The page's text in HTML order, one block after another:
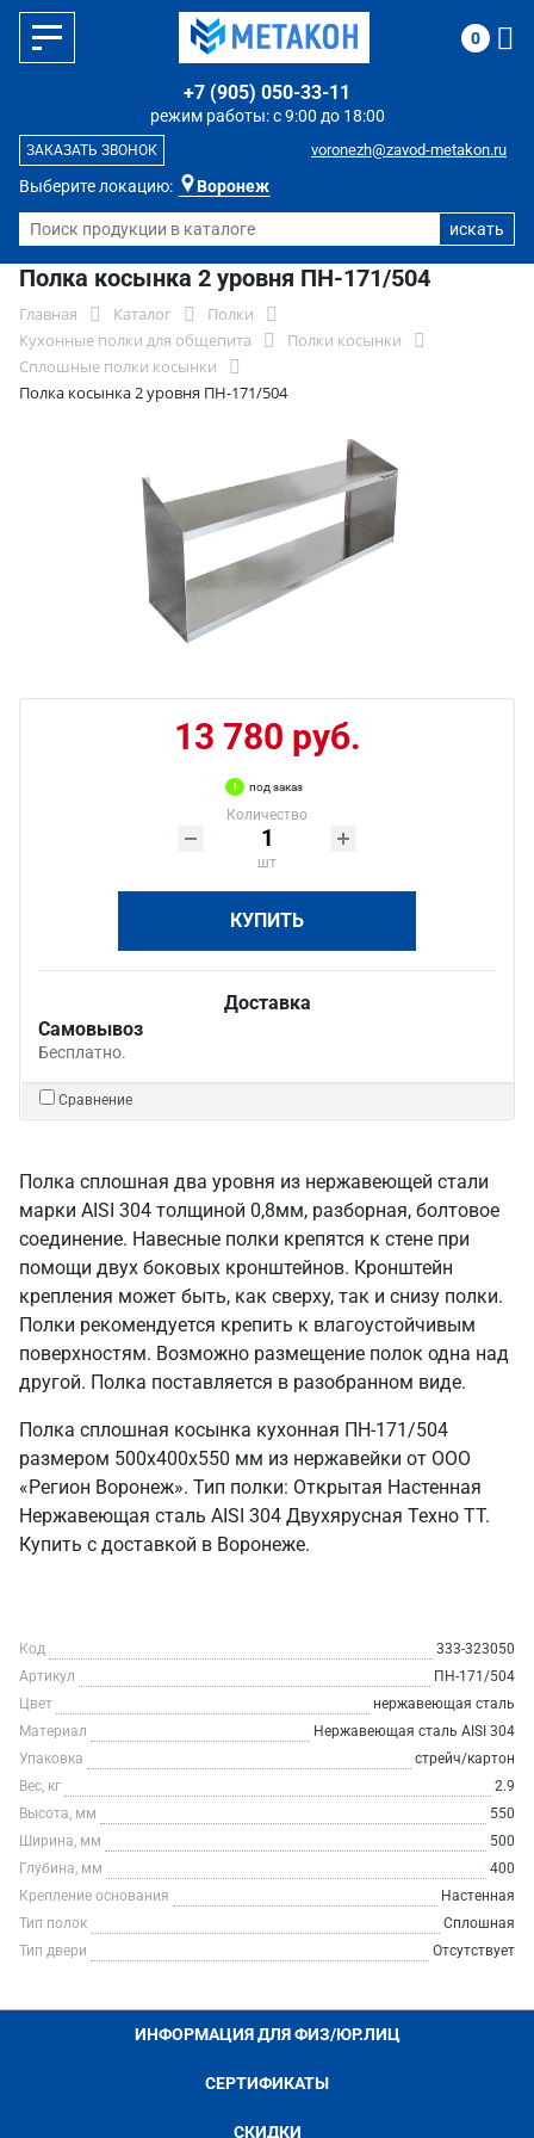
Выберите локацию: Воронеж
режим работы: с 9:00 до 18:00
+7 (905) 050-33-11
voronezh@zavod-metakon.ru
ЗАКАЗАТЬ ЗВОНОК
0
Полка косынка 2 уровня ПН-171/504
Главная Каталог
Полки
Кухонные полки для общепита
Полки косынки
Сплошные полки косынки
Полка косынка 2 уровня ПН-171/504
13 780 руб.
под заказ
Количество
шт
КУПИТЬ
Доставка
Самовывоз
Бесплатно.
Сравнение
Полка сплошная два уровня из нержавеющей стали
марки AISI 304 толщиной 0,8мм, разборная, болтовое
соединение. Навесные полки крепятся к стене при
помощи двух боковых кронштейнов. Кронштейн
крепления может быть, как сверху, так и снизу полки.
Полки рекомендуется крепить к влагоустойчивым
поверхностям. Возможно размещение полок одна над
другой. Полка поставляется в разобранном виде.
Полка сплошная косынка кухонная ПН-171/504
размером 500х400х550 мм из нержавейки от ООО
«Регион Воронеж». Тип полки: Открытая Настенная
Нержавеющая сталь AISI 304 Двухярусная Техно ТТ.
Купить с доставкой в Воронеже.
Код
333-323050
Артикул
ПН-171/504
Цвет
нержавеющая сталь
Материал
Нержавеющая сталь AISI 304
Упаковка
стрейч/картон
Вес, кг
2.9
Высота, мм
550
Ширина, мм
500
Глубина, мм
400
Крепление основания
Настенная
Тип полок
Сплошная
Тип двери
Отсутствует
ИНФОРМАЦИЯ ДЛЯ ФИЗ/ЮР.ЛИЦ
СЕРТИФИКАТЫ
СКИДКИ